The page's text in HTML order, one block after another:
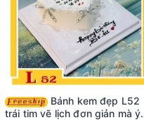
Bánh kem đẹp L52
trái tim vẽ lịch đơn giản mà ý